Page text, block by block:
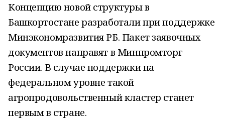
Концепцию новой структуры в
Башкортостане разработали при поддержке
Минэкономразвития РБ. Пакет заявочных
документов направят в Минпромторг
России. В случае поддержки на
федеральном уровне такой
агропродовольственный кластер станет
первым в стране.